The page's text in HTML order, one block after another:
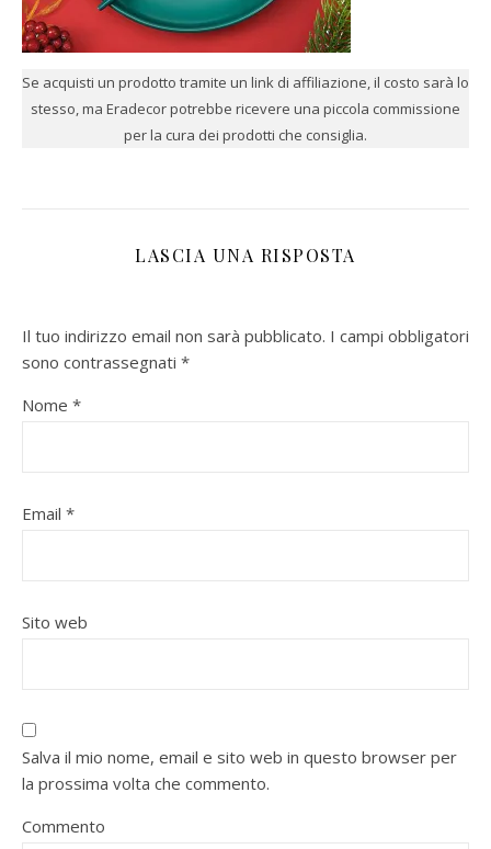
Se acquisti un prodotto tramite un link di affiliazione, il costo sarà lo
stesso, ma Eradecor potrebbe ricevere una piccola commissione
per la cura dei prodotti che consiglia.
LASCIA UNA RISPOSTA
Il tuo indirizzo email non sarà pubblicato. I campi obbligatori
sono contrassegnati *
Nome *
Email *
Sito web
Salva il mio nome, email e sito web in questo browser per
la prossima volta che commento.
Commento